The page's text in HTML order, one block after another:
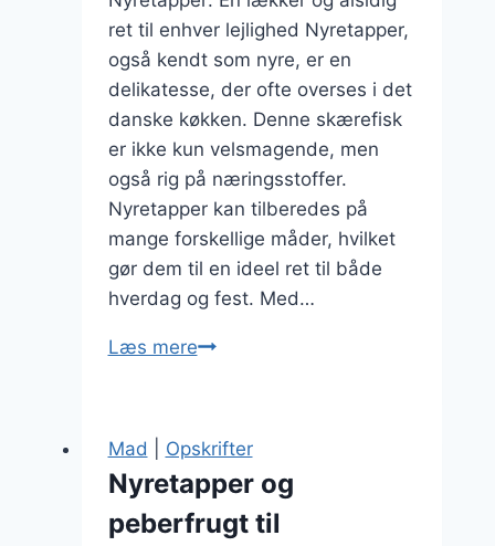
ret til enhver lejlighed Nyretapper,
også kendt som nyre, er en
delikatesse, der ofte overses i det
danske køkken. Denne skærefisk
er ikke kun velsmagende, men
også rig på næringsstoffer.
Nyretapper kan tilberedes på
mange forskellige måder, hvilket
gør dem til en ideel ret til både
hverdag og fest. Med…
Læs mereNyretapper
og
Mad Opskrifter
Nyretapper og
peberfrugt til